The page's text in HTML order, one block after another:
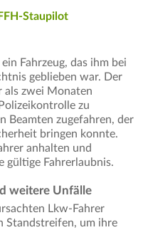
Staupilot
Fahrzeug, das ihm bei
geblieben war. Der
als zwei Monaten
zu
Beamten zugefahren, der
bringen konnte.
anhalten und
gültige Fahrerlaubnis.
weitere Unfälle
Lkw-Fahrer
Standstreifen, um ihre